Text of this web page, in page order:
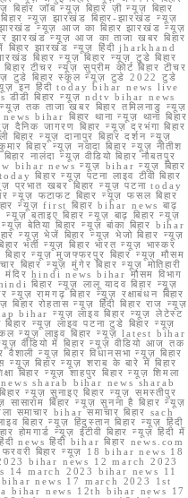
बिहार जॉब न्यूज़ बिहार ज़ी न्यूज़ बिहार
न्यूज़ झारखंड बिहार-झारखंड न्यूज़
झारखंड न्यूज़ आज का बिहार झारखंड न्यूज़
झारखंड न्यूज़ आज का ताजा खबर बिहार
झारखंड न्यूज़ हिंदी jharkhand
बिहार न्यूज़ बिहार न्यूज़ टुडे बिहार
टीचर न्यूज़ सुप्रीम कोर्ट बिहार टीचर
टुडे बिहार स्कूल न्यूज़ टुडे 2022 टुडे
इन हिंदी today bihar news live
बिहार न्यूज़ ndtv bihar news
न्यूज़ तक ताजा खबर बिहार तमिलनाडु न्यूज़
bihar बिहार थाना न्यूज़ थाना बिहार
दैनिक जागरण बिहार न्यूज़ दरभंगा बिहार
बिहार न्यूज़ दानापुर बिहार दर्शन न्यूज़
बिहार न्यूज़ नवादा बिहार न्यूज़ नीतीश
नालंदा न्यूज़ वीडियो बिहार नौबतपुर
bihar news न्यूज़ bihar न्यूज़ बिहार
बिहार न्यूज़ पटना लाइव टीवी बिहार
प्रभात खबर बिहार न्यूज़ पटना today
न्यूज़ फटाफट बिहार न्यूज़ फसल बिहार
न्यूज़ first बिहार bihar news बाढ़
न्यूज़ बताइए बिहार न्यूज़ बाढ़ बिहार न्यूज़
बेतिया बिहार न्यूज़ बांका बिहार bihar
न्यूज़ भेजें बिहार न्यूज़ भेजो बिहार न्यूज़
भर्ती न्यूज़ बिहार भारत न्यूज़ भास्कर
न्यूज़ मुजफ्फरपुर बिहार न्यूज़ मौसम
बिहार न्यूज़ मुंगेर बिहार न्यूज़ मोतिहारी
मंदिर hindi news bihar मौसम विभाग
बिहार न्यूज़ लालू यादव बिहार न्यूज़
न्यूज़ रामगढ़ बिहार न्यूज़ रक्षाबंधन बिहार
बिहार रोहतास न्यूज़ हिंदी बिहार राज न्यूज़
bihar न्यूज़ लाइव बिहार न्यूज़ लेटेस्ट
बिहार न्यूज़ लाइव पटना टुडे बिहार न्यूज़
न्यूज़ लाइव बिहार न्यूज़ latest bihar
वीडियो में बिहार न्यूज़ वीडियो आज तक
न्यूज़ बिहार विधानसभा न्यूज़ बिहार
न्यूज़ बिहार न्यूज़ शराब के बारे में बिहार
बिहार न्यूज़ शाहपुर बिहार न्यूज़ शिमला
news sharab bihar news sharab
न्यूज़ सुनाइए बिहार न्यूज़ समस्तीपुर
सासाराम बिहार न्यूज़ सुनना है बिहार न्यूज़
समाचार bihar समाचार बिहार sach
बिहार न्यूज़ हिंदुस्तान बिहार न्यूज़ हिंदी
होमगार्ड न्यूज़ ईटीवी बिहार न्यूज़ हिंदी में
news हिंदी bihar बिहार news.com
फरवरी बिहार न्यूज़ 18 bihar news 18
bihar news 12 march 2023
14 march 2023 bihar news 11
news 17 march 2023 1st
bihar news 12th bihar news 17